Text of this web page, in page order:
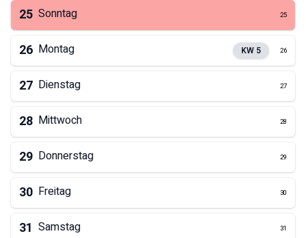
25 Sonntag 25
26 Montag KW 5 26
27 Dienstag 27
28 Mittwoch 28
29 Donnerstag 29
30 Freitag 30
31 Samstag 31